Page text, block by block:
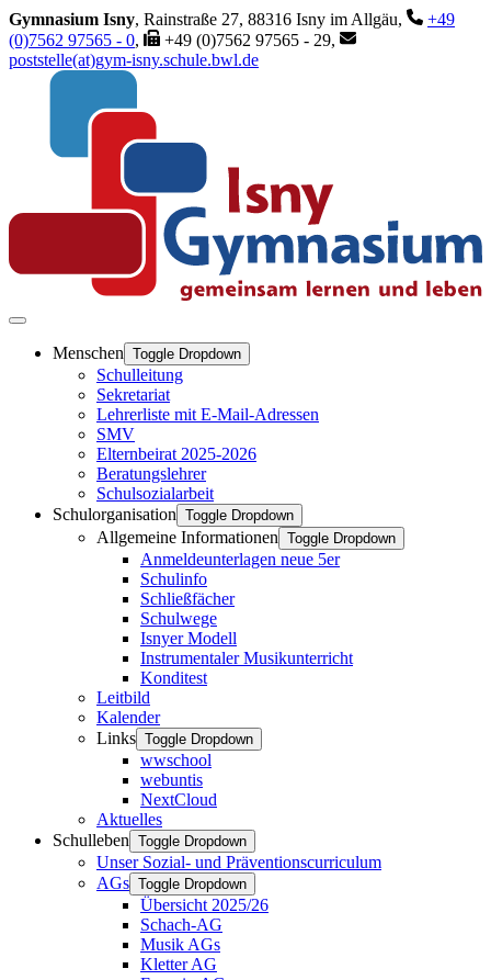
Gymnasium Isny, Rainstraße 27, 88316 Isny im Allgäu,
+49
(0)7562 97565 - 0,
+49 (0)7562 97565 - 29,
poststelle(at)gym-isny.schule.bwl.de
Menschen Toggle Dropdown
Schulleitung
Sekretariat
Lehrerliste mit E-Mail-Adressen
SMV
Elternbeirat 2025-2026
Beratungslehrer
Schulsozialarbeit
Schulorganisation Toggle Dropdown
Allgemeine Informationen Toggle Dropdown
Anmeldeunterlagen neue 5er
Schulinfo
Schließfächer
Schulwege
Isnyer Modell
Instrumentaler Musikunterricht
Konditest
Leitbild
Kalender
Links Toggle Dropdown
wwschool
webuntis
NextCloud
Aktuelles
Schulleben Toggle Dropdown
Unser Sozial- und Präventionscurriculum
AGs Toggle Dropdown
Übersicht 2025/26
Schach-AG
Musik AGs
Kletter AG